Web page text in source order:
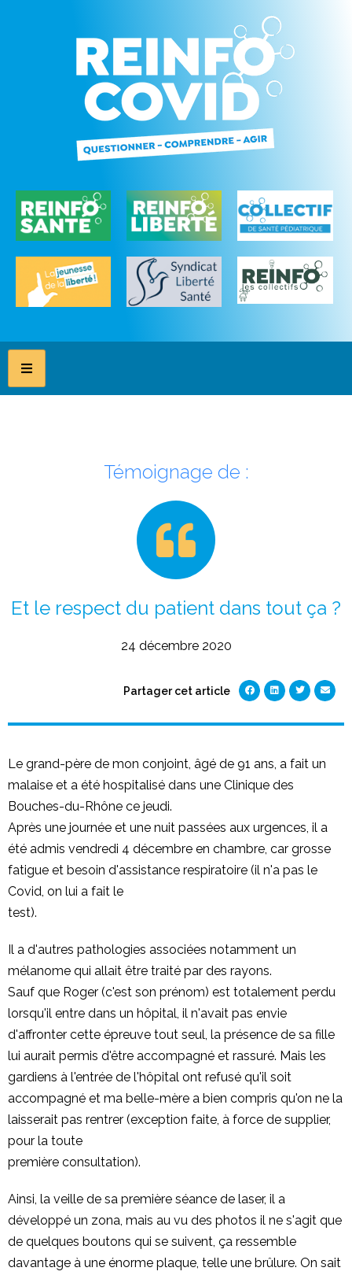
Témoignage de :
Et le respect du patient dans tout ça ?
24 décembre 2020
Partager cet article
Le grand-père de mon conjoint, âgé de 91 ans, a fait un
malaise et a été hospitalisé dans une Clinique des
Bouches-du-Rhône ce jeudi.
Après une journée et une nuit passées aux urgences, il a
été admis vendredi 4 décembre en chambre, car grosse
fatigue et besoin d'assistance respiratoire (il n'a pas le
Covid, on lui a fait le
test).
Il a d'autres pathologies associées notamment un
mélanome qui allait être traité par des rayons.
Sauf que Roger (c'est son prénom) est totalement perdu
lorsqu'il entre dans un hôpital, il n'avait pas envie
d'affronter cette épreuve tout seul, la présence de sa fille
lui aurait permis d'être accompagné et rassuré. Mais les
gardiens à l'entrée de l'hôpital ont refusé qu'il soit
accompagné et ma belle-mère a bien compris qu'on ne la
laisserait pas rentrer (exception faite, à force de supplier,
pour la toute
première consultation).
Ainsi, la veille de sa première séance de laser, il a
développé un zona, mais au vu des photos il ne s'agit que
de quelques boutons qui se suivent, ça ressemble
davantage à une énorme plaque, telle une brûlure. On sait